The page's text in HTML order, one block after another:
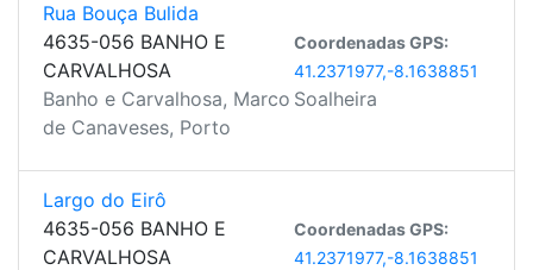
Rua Bouça Bulida
4635-056 BANHO E
CARVALHOSA
Banho e Carvalhosa, Marco
de Canaveses, Porto
Coordenadas GPS:
41.2371977,-8.1638851
Soalheira
Largo do Eirô
4635-056 BANHO E
CARVALHOSA
Coordenadas GPS:
41.2371977,-8.1638851